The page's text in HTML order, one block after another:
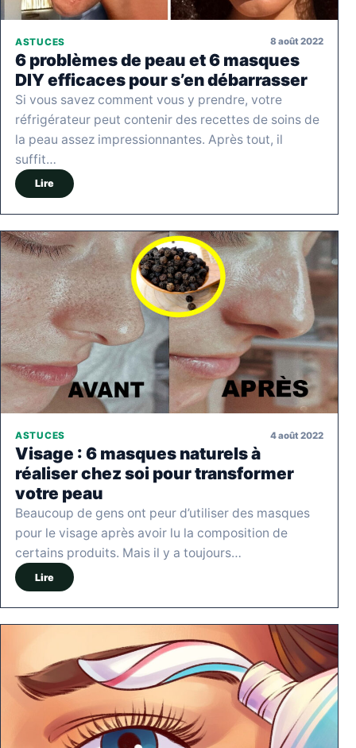
ASTUCES 8 août 2022
6 problèmes de peau et 6 masques
DIY efficaces pour s’en débarrasser
Si vous savez comment vous y prendre, votre
réfrigérateur peut contenir des recettes de soins de
la peau assez impressionnantes. Après tout, il
suffit…
Lire
ASTUCES 4 août 2022
Visage : 6 masques naturels à
réaliser chez soi pour transformer
votre peau
Beaucoup de gens ont peur d’utiliser des masques
pour le visage après avoir lu la composition de
certains produits. Mais il y a toujours…
Lire